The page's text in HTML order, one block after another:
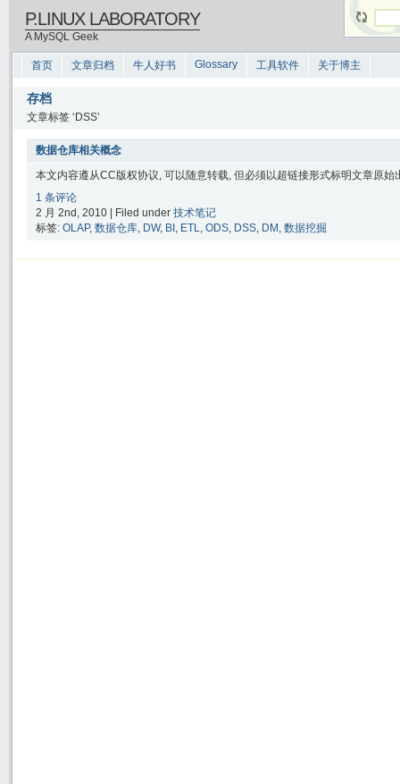
P.LINUX LABORATORY
A MySQL Geek
首页 文章归档 牛人好书 Glossary 工具软件 关于博主
存档
文章标签 ‘DSS’
数据仓库相关概念
本文内容遵从CC版权协议, 可以随意转载, 但必须以超链接形式标明文章原
1 条评论
2 月 2nd, 2010 | Filed under 技术笔记
标签: OLAP, 数据仓库, DW, BI , ETL, ODS, DSS, DM , 数据挖掘